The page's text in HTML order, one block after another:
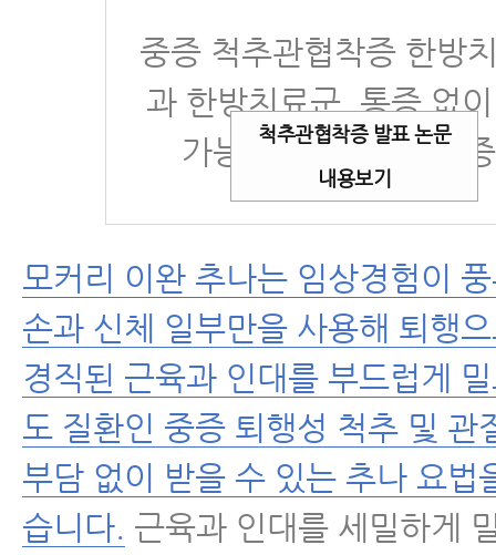
중증 척추관협착증 한방
과 한방치료군, 통증 없
가능거리 11배 이상
척추관협착증 발표 논문
내용보기
모커리 이완 추나는 임상경험이
손과 신체 일부만을 사용해 퇴행
경직된 근육과 인대를 부드럽게
도 질환인 중증 퇴행성 척추 및 관
부담 없이 받을 수 있는 추나 요법
습니다. 근육과 인대를 세밀하게